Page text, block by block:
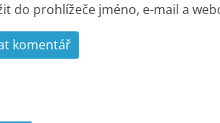
do prohlížeče jméno, e-mail a